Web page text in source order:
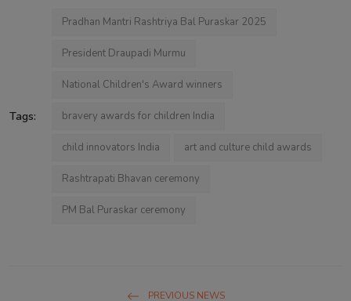
Tags:
Pradhan Mantri Rashtriya Bal Puraskar 2025
President Draupadi Murmu
National Children's Award winners
bravery awards for children India
child innovators India art and culture child awards
Rashtrapati Bhavan ceremony
PM Bal Puraskar ceremony
PREVIOUS NEWS